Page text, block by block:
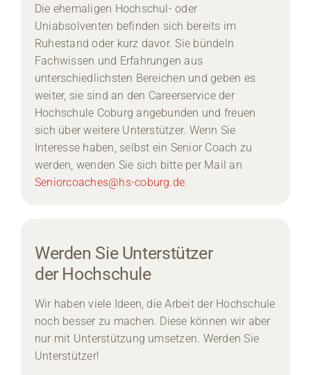
Die ehemaligen Hochschul- oder
Uniabsolventen befinden sich bereits im
Ruhestand oder kurz davor. Sie bündeln
Fachwissen und Erfahrungen aus
unterschiedlichsten Bereichen und geben es
weiter, sie sind an den Careerservice der
Hochschule Coburg angebunden und freuen
sich über weitere Unterstützer. Wenn Sie
Interesse haben, selbst ein Senior Coach zu
werden, wenden Sie sich bitte per Mail an
Seniorcoaches@hs-coburg.de.
Werden Sie Unterstützer
der Hochschule
Wir haben viele Ideen, die Arbeit der Hochschule
noch besser zu machen. Diese können wir aber
nur mit Unterstützung umsetzen. Werden Sie
Unterstützer!